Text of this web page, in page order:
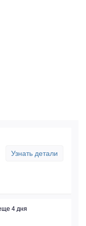
Узнать детали
4 дня